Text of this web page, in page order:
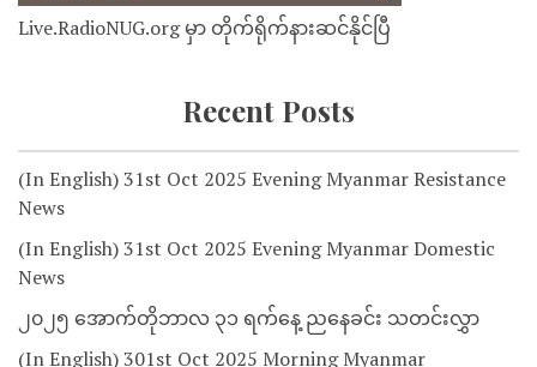
Live.RadioNUG.org မှာ တိုက်ရိုက်နားဆင်နိုင်ပြီ
Recent Posts
(In English) 31st Oct 2025 Evening Myanmar Resistance
News
(In English) 31st Oct 2025 Evening Myanmar Domestic
News
၂၀၂၅ အောက်တိုဘာလ ၃၁ ရက်နေ့ ညနေခင်း သတင်းလွှာ
(In English) 301st Oct 2025 Morning Myanmar